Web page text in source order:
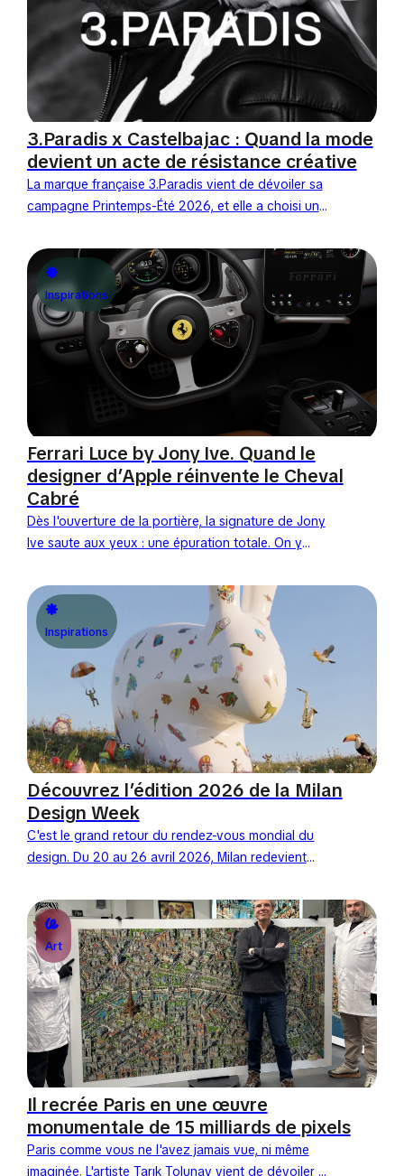
3.Paradis x Castelbajac : Quand la mode
devient un acte de résistance créative
La marque française 3.Paradis vient de dévoiler sa
campagne Printemps-Été 2026, et elle a choisi une
Charles de Castelbajac. Sous la direction...
Inspirations
Ferrari Luce by Jony Ive. Quand le
designer d’Apple réinvente le Cheval
Cabré
Dès l'ouverture de la portière, la signature de Jony
Ive saute aux yeux : une épuration totale. On y
brossé...
Inspirations
Découvrez l’édition 2026 de la Milan
Design Week
C'est le grand retour du rendez-vous mondial du
design. Du 20 au 26 avril 2026, Milan redevient
le...
Art
Il recrée Paris en une œuvre
monumentale de 15 milliards de pixels
Paris comme vous ne l'avez jamais vue, ni même
imaginée. L'artiste Tarık Tolunay vient de dévoiler «